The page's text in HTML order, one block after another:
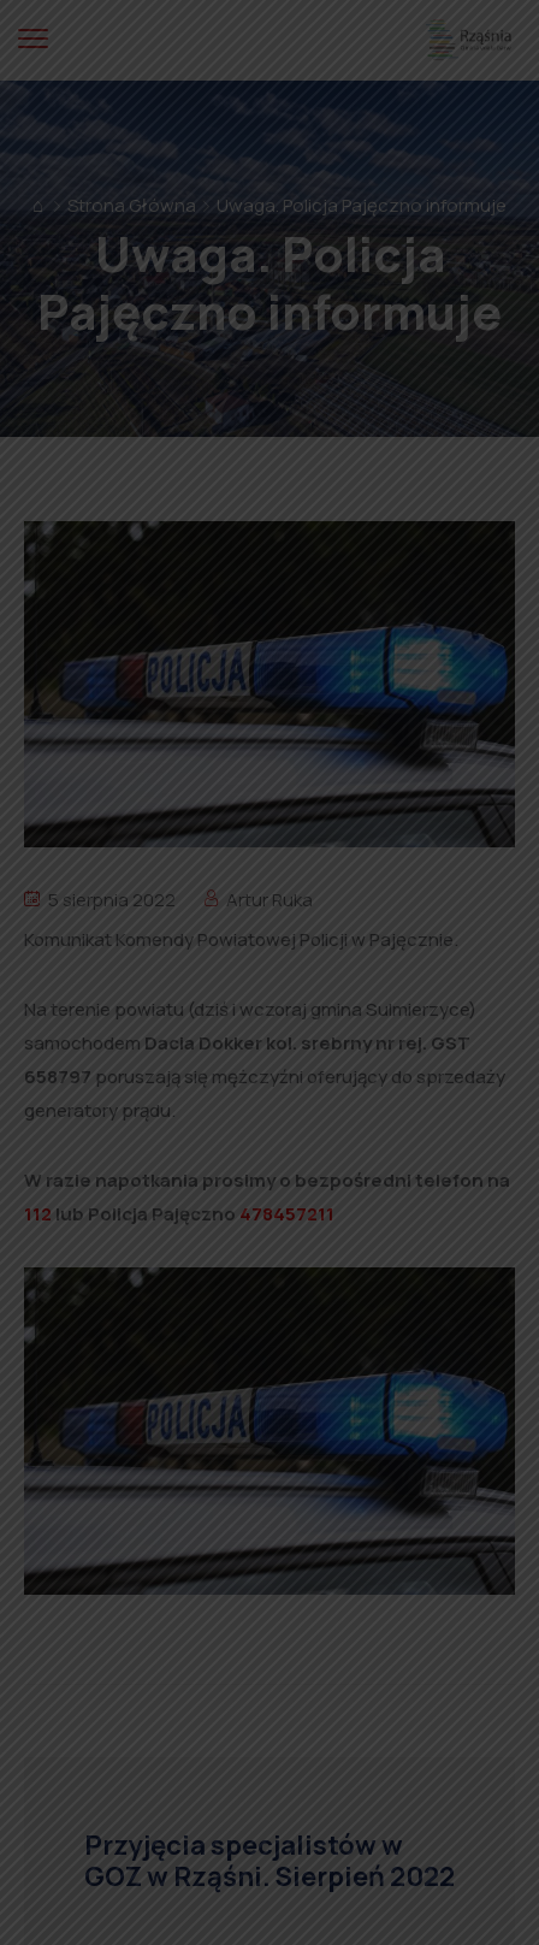
⌂ Strona Główna Uwaga. Policja Pajęczno informuje
Uwaga. Policja
Pajęczno informuje
5 sierpnia 2022
Artur Ruka
Komunikat Komendy Powiatowej Policji w Pajęcznie.
Na terenie powiatu (dziś i wczoraj gmina Sulmierzyce)
samochodem Dacia Dokker kol. srebrny nr rej. GST
658797 poruszają się mężczyźni oferujący do sprzedaży
generatory prądu.
W razie napotkania prosimy o bezpośredni telefon na
112 lub Policja Pajęczno 478457211
Przyjęcia specjalistów w
GOZ w Rząśni. Sierpień 2022